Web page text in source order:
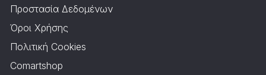
Προστασία Δεδομένων
Όροι Χρήσης
Πολιτική Cookies
Comartshop